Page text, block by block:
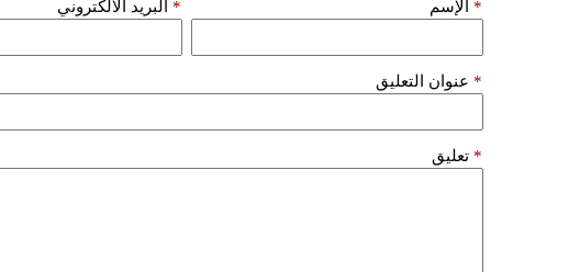
الإسم * البريد الألكتروني *
عنوان التعليق *
تعليق *